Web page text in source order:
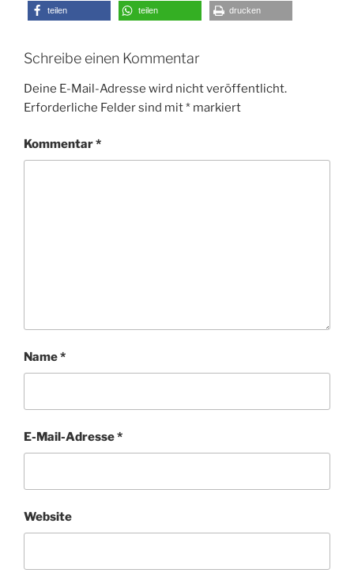
teilen teilen drucken
Schreibe einen Kommentar
Deine E-Mail-Adresse wird nicht veröffentlicht.
Erforderliche Felder sind mit* markiert
Kommentar*
Name*
E-Mail-Adresse*
Website